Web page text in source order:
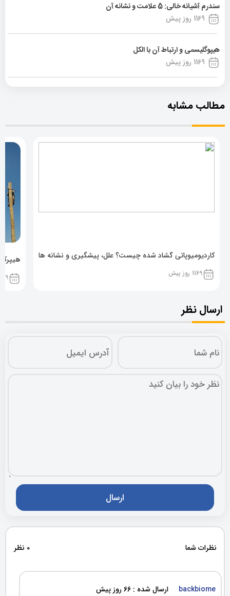
سندرم آشیانه خالی: 5 علامت و نشانه آن
1169 روز پیش
هیپوگلیسمی و ارتباط آن با الکل
1169 روز پیش
مطالب مشابه
کاردیومیوپاتی گشاد شده چیست؟ علل، پیشگیری و نشانه ها
1169 روز پیش 1169
ارسال نظر
نظرات شما 0 نظر
backbiome ارسال شده : 66 روز پیش